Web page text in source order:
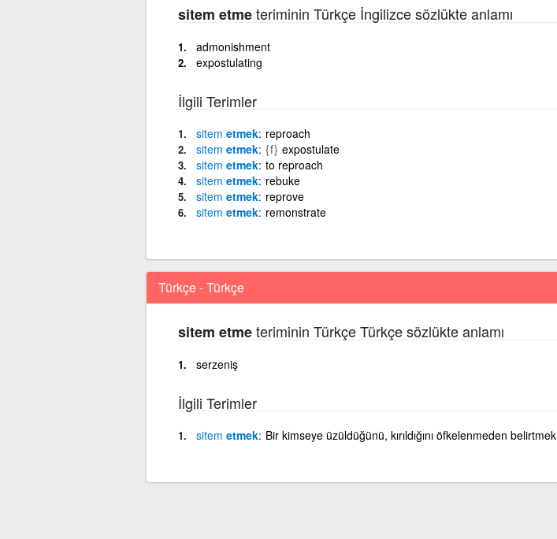
sitem etmeteriminin Türkçe İngilizce sözlükte anlamı
admonishment
expostulating
İlgili Terimler
sitem etmek reproach
sitem etmek {f} expostulate
sitem etmek to reproach
sitem etmek rebuke
sitem etmek reprove
sitem etmek remonstrate
Türkçe - Türkçe
sitem etmeteriminin Türkçe Türkçe sözlükte anlamı
serzeniş
İlgili Terimler
sitem etmek Bir kimseye üzüldüğünü, kırıldığını öfkelenmeden belirtmek